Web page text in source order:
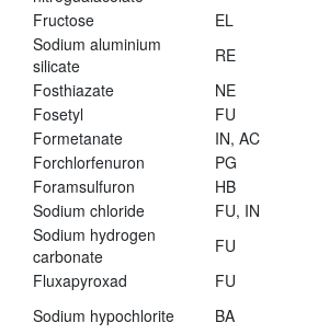
Fructose
EL
Sodium aluminium
silicate
RE
Fosthiazate
NE
Fosetyl
FU
Formetanate
IN, AC
Forchlorfenuron
PG
Foramsulfuron
HB
Sodium chloride
FU, IN
Sodium hydrogen
carbonate
FU
Fluxapyroxad
FU
Sodium hypochlorite
BA